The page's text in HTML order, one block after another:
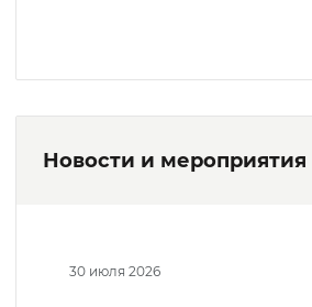
Новости и мероприятия
30 июля 2026